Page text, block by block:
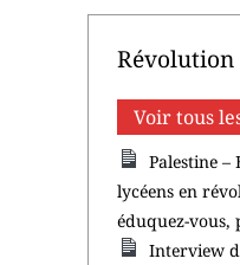
Révolution
Voir tous
Palestine
lycéens en
éduquez-vous,
Interview